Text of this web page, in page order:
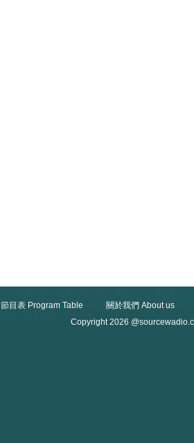
節目表 Program Table
關於我們 About us
Copyright 2026